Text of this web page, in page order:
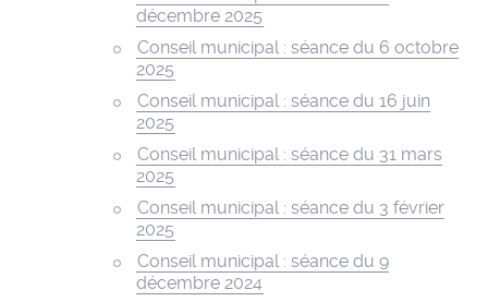
décembre 2025
Conseil municipal : séance du 6 octobre
2025
Conseil municipal : séance du 16 juin
2025
Conseil municipal : séance du 31 mars
2025
Conseil municipal : séance du 3 février
2025
Conseil municipal : séance du 9
décembre 2024